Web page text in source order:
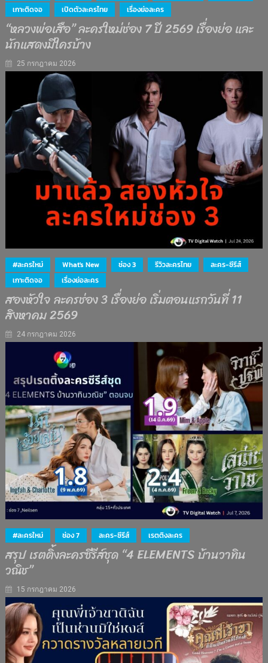
เกาะติดจอ
เปิดตัวละครไทย เรื่องย่อละคร
“หลวงพ่อเสือ” ละครใหม่ช่อง 7 ปี 2569 เรื่องย่อ และ
นักแสดงมีใครบ้าง
25 กรกฎาคม 2026
#ละครใหม่ What's New ช่อง 3 รีวิวละครไทย
ละคร-ซีรีส์
เกาะติดจอ
เรื่องย่อละคร
สองหัวใจ ละครช่อง 3 เรื่องย่อ เริ่มตอนแรกวันที่ 11
สิงหาคม 2569
24 กรกฎาคม 2026
#ละครใหม่ ช่อง 7 ละคร-ซีรีส์ เรตติงละคร
สรุป เรตติ้งละครซีรีส์ชุด “4 ELEMENTS บ้านวาทิน
วณิช”
15 กรกฎาคม 2026